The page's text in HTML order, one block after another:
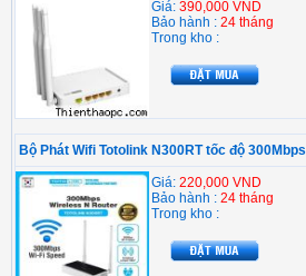
Giá: 390,000 VND
Bảo hành : 24 tháng
Trong kho :
Bộ Phát Wifi Totolink N300RT tốc độ 300Mbps
Giá: 220,000 VND
Bảo hành : 24 tháng
Trong kho :